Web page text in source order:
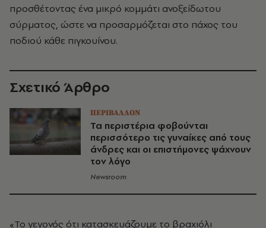
προσθέτοντας ένα μικρό κομμάτι ανοξείδωτου
σύρματος, ώστε να προσαρμόζεται στο πάχος του
ποδιού κάθε πιγκουίνου.
Σχετικό Άρθρο
ΠΕΡΙΒΑΛΛΟΝ
Τα περιστέρια φοβούνται
περισσότερο τις γυναίκες από τους
άνδρες και οι επιστήμονες ψάχνουν
τον λόγο
Newsroom
«Το γεγονός ότι κατασκευάζουμε το βραχιόλι